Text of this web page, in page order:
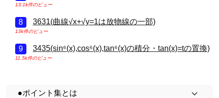
13.1k件のビュー
3631(曲線√x+√y=1は放物線の一部)
13k件のビュー
3435(sin⁶(x),cos⁶(x),tan⁶(x)の積分・tan(x)=tの置換)
11.5k件のビュー
●ポイント集とは